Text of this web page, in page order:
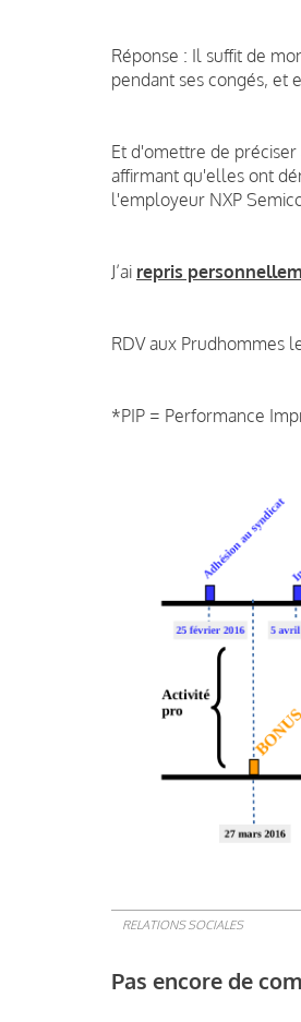
Réponse : Il suffit de
pendant ses congés, et
Et d'omettre de
affirmant qu'elles ont
l'employeur NXP
J’ai repris
RDV aux Prudhommes
*PIP = Performance
RELATIONS SOCIALES
Pas encore de